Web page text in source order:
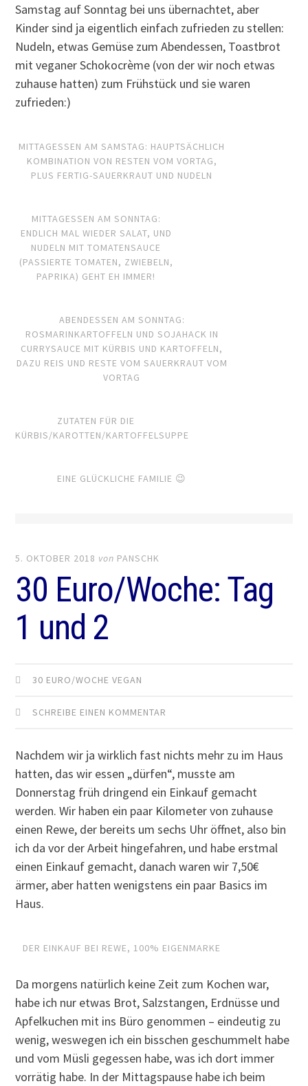
Samstag auf Sonntag bei uns übernachtet, aber
Kinder sind ja eigentlich einfach zufrieden zu stellen:
Nudeln, etwas Gemüse zum Abendessen, Toastbrot
mit veganer Schokocrème (von der wir noch etwas
zuhause hatten) zum Frühstück und sie waren
zufrieden:)
MITTAGESSEN AM SAMSTAG: HAUPTSÄCHLICH
KOMBINATION VON RESTEN VOM VORTAG,
PLUS FERTIG-SAUERKRAUT UND NUDELN
MITTAGESSEN AM SONNTAG:
ENDLICH MAL WIEDER SALAT, UND
NUDELN MIT TOMATENSAUCE
(PASSIERTE TOMATEN, ZWIEBELN,
PAPRIKA) GEHT EH IMMER!
ABENDESSEN AM SONNTAG:
ROSMARINKARTOFFELN UND SOJAHACK IN
CURRYSAUCE MIT KÜRBIS UND KARTOFFELN,
DAZU REIS UND RESTE VOM SAUERKRAUT VOM
VORTAG
ZUTATEN FÜR DIE
KÜRBIS/KAROTTEN/KARTOFFELSUPPE
EINE GLÜCKLICHE FAMILIE 😉
5. OKTOBER 2018 von PANSCHK
30 Euro/Woche: Tag
1 und 2
30 EURO/WOCHE VEGAN
SCHREIBE EINEN KOMMENTAR
Nachdem wir ja wirklich fast nichts mehr zu im Haus
hatten, das wir essen „dürfen“, musste am
Donnerstag früh dringend ein Einkauf gemacht
werden. Wir haben ein paar Kilometer von zuhause
einen Rewe, der bereits um sechs Uhr öffnet, also bin
ich da vor der Arbeit hingefahren, und habe erstmal
einen Einkauf gemacht, danach waren wir 7,50€
ärmer, aber hatten wenigstens ein paar Basics im
Haus.
DER EINKAUF BEI REWE, 100% EIGENMARKE
Da morgens natürlich keine Zeit zum Kochen war,
habe ich nur etwas Brot, Salzstangen, Erdnüsse und
Apfelkuchen mit ins Büro genommen – eindeutig zu
wenig, weswegen ich ein bisschen geschummelt habe
und vom Müsli gegessen habe, was ich dort immer
vorrätig habe. In der Mittagspause habe ich beim